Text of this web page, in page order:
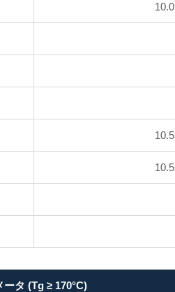
10.0
10.5
10.5
タ (Tg ≥ 170°C)